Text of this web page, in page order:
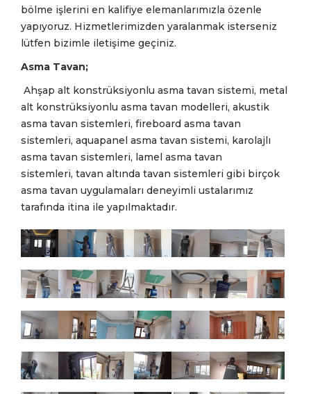
bölme işlerini en kalifiye elemanlarımızla özenle
yapıyoruz. Hizmetlerimizden yaralanmak isterseniz
lütfen bizimle iletişime geçiniz.
Asma Tavan;
Ahşap alt konstrüksiyonlu asma tavan sistemi, metal
alt konstrüksiyonlu asma tavan modelleri, akustik
asma tavan sistemleri, fireboard asma tavan
sistemleri, aquapanel asma tavan sistemi, karolajlı
asma tavan sistemleri, lamel asma tavan
sistemleri, tavan altında tavan sistemleri gibi birçok
asma tavan uygulamaları deneyimli ustalarımız
tarafında itina ile yapılmaktadır.